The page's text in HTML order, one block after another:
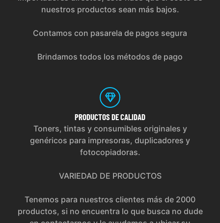
nuestros productos sean más bajos.
Contamos con pasarela de pagos segura
Brindamos todos los métodos de pago
PRODUCTOS DE CALIDAD
Toners, tintas y consumibles originales y
genéricos para impresoras, duplicadores y
fotocopiadoras.
VARIEDAD DE PRODUCTOS
Tenemos para nuestros clientes más de 2000
productos, si no encuentra lo que busca no dude